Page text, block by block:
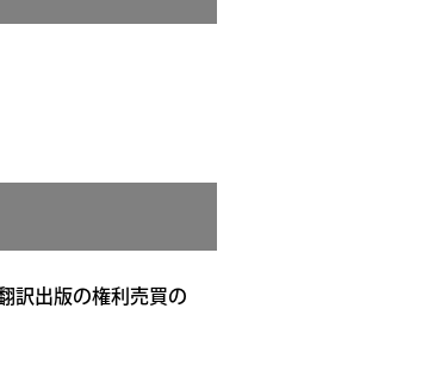
訳出版の権利売買の